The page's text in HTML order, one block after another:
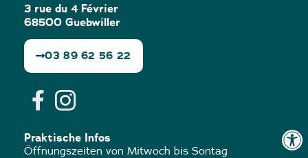
3 rue du 4 Février
68500 Guebwiller
03 89 62 56 22
Praktische Infos
Öffnungszeiten von Mitwoch bis Sontag